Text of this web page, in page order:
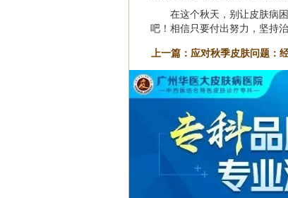
在这个秋天，别让皮肤病
吧！相信只要付出努力，坚持
上一篇： 应对秋季皮肤问题：
求